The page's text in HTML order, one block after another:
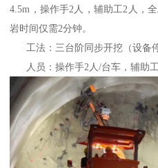
4.5m，操作手2人，辅助工2人，
岩时间仅需2分钟。
工法：三台阶同步开挖（设备停
人员：操作手2人/台车，辅助工